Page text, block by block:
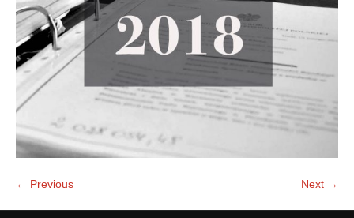
Doradztwo prawne
Doradztwo & konsulting
Negocjacje z wierzycielami
Doradztwo & konsulting
← Previous Next →